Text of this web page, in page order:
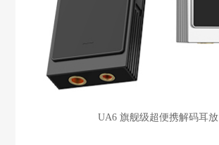
UA6 旗舰级超便携解码耳放